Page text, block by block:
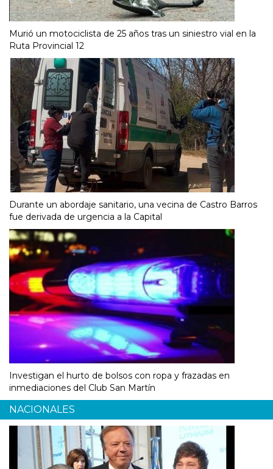
Murió un motociclista de 25 años tras un siniestro vial en la
Ruta Provincial 12
Durante un abordaje sanitario, una vecina de Castro Barros
fue derivada de urgencia a la Capital
Investigan el hurto de bolsos con ropa y frazadas en
inmediaciones del Club San Martín
NACIONALES